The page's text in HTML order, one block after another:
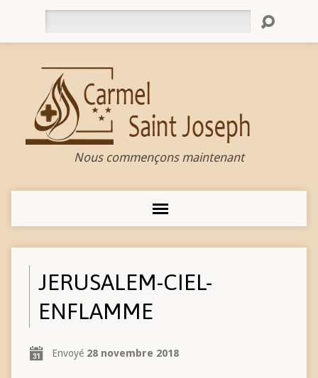
Nous commençons maintenant
JERUSALEM-CIEL-
ENFLAMME
Envoyé 28 novembre 2018